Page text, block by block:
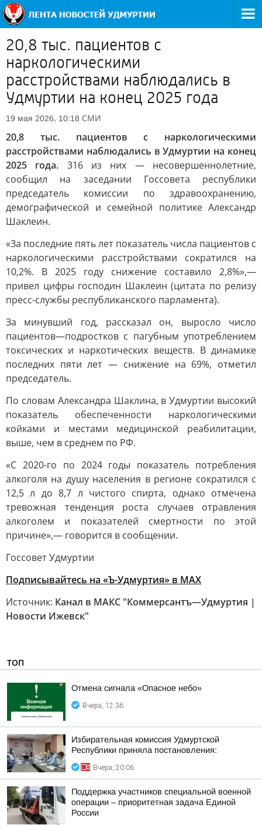
20,8 тыс. пациентов с
наркологическими
расстройствами наблюдались в
Удмуртии на конец 2025 года
19 мая 2026, 10:18 СМИ
20,8 тыс. пациентов с наркологическими
расстройствами наблюдались в Удмуртии на конец
2025 года. 316 из них — несовершеннолетние,
сообщил на заседании Госсовета республики
председатель комиссии по здравоохранению,
демографической и семейной политике Александр
Шаклеин.
«За последние пять лет показатель числа пациентов с
наркологическими расстройствами сократился на
10,2%. В 2025 году снижение составило 2,8%»,—
привел цифры господин Шаклеин (цитата по релизу
пресс-службы республиканского парламента).
За минувший год, рассказал он, выросло число
пациентов—подростков с пагубным употреблением
токсических и наркотических веществ. В динамике
последних пяти лет — снижение на 69%, отметил
председатель.
По словам Александра Шаклина, в Удмуртии высокий
показатель обеспеченности наркологическими
койками и местами медицинской реабилитации,
выше, чем в среднем по РФ.
«С 2020-го по 2024 годы показатель потребления
алкоголя на душу населения в регионе сократился с
12,5 л до 8,7 л чистого спирта, однако отмечена
тревожная тенденция роста случаев отравления
алкоголем и показателей смертности по этой
причине»,— говорится в сообщении.
Госсовет Удмуртии
Подписывайтесь на «Ъ-Удмуртия» в MAX
Источник: Канал в МАКС "Коммерсантъ—Удмуртия |
Новости Ижевск"
ТОП
Отмена сигнала «Опасное небо»
Вчера, 12:36
Избирательная комиссия Удмуртской
Республики приняла постановления:
Вчера, 20:06
Поддержка участников специальной военной
операции – приоритетная задача Единой
России